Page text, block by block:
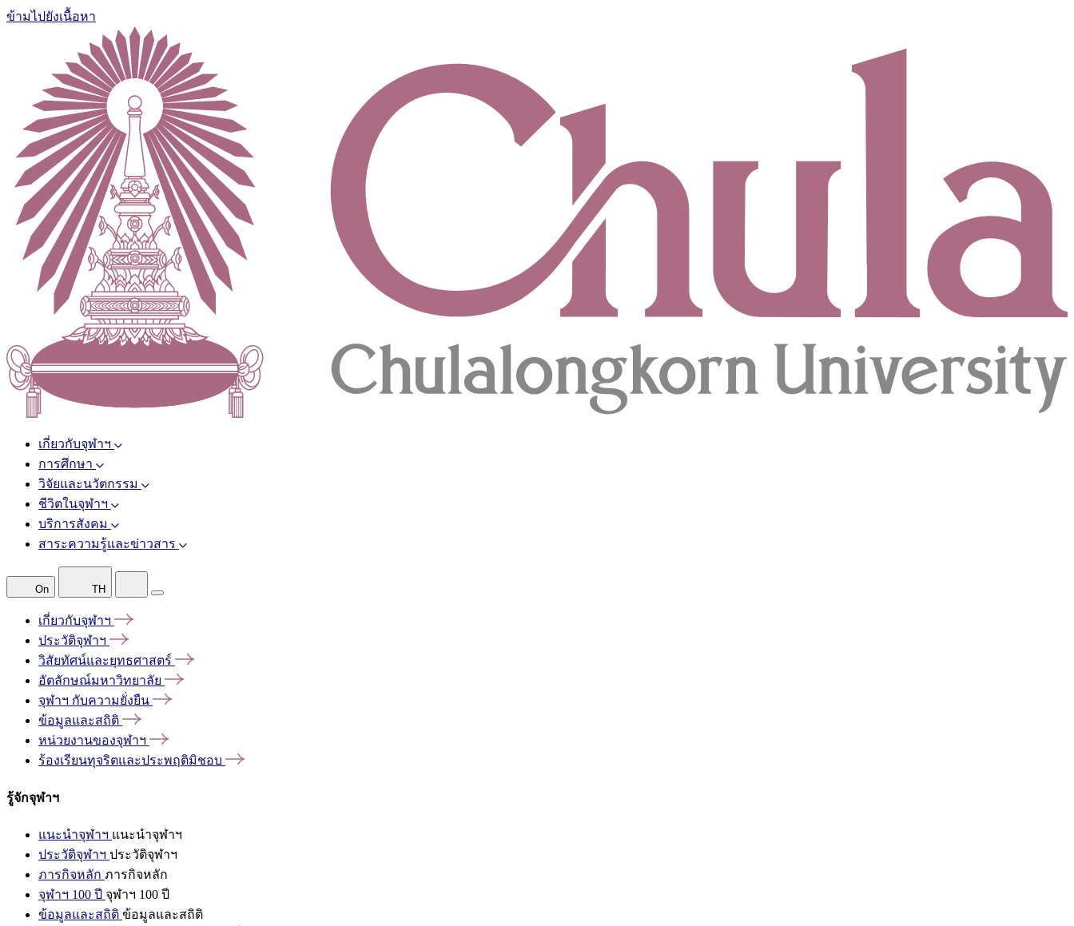
ข้ามไปยังเนื้อหา
เกี่ยวกับจุฬาฯ
การศึกษา
วิจัยและนวัตกรรม
ชีวิตในจุฬาฯ
บริการสังคม
สาระความรู้และข่าวสาร
On TH
เกี่ยวกับจุฬาฯ
ประวัติจุฬาฯ
วิสัยทัศน์และยุทธศาสตร์
อัตลักษณ์มหาวิทยาลัย
จุฬาฯ กับความยั่งยืน
ข้อมูลและสถิติ
หน่วยงานของจุฬาฯ
ร้องเรียนทุจริตและประพฤติมิชอบ
รู้จักจุฬาฯ
แนะนำจุฬาฯ แนะนำจุฬาฯ
ประวัติจุฬาฯ ประวัติจุฬาฯ
ภารกิจหลัก ภารกิจหลัก
จุฬาฯ 100 ปี จุฬาฯ 100 ปี
ข้อมูลและสถิติ ข้อมูลและสถิติ